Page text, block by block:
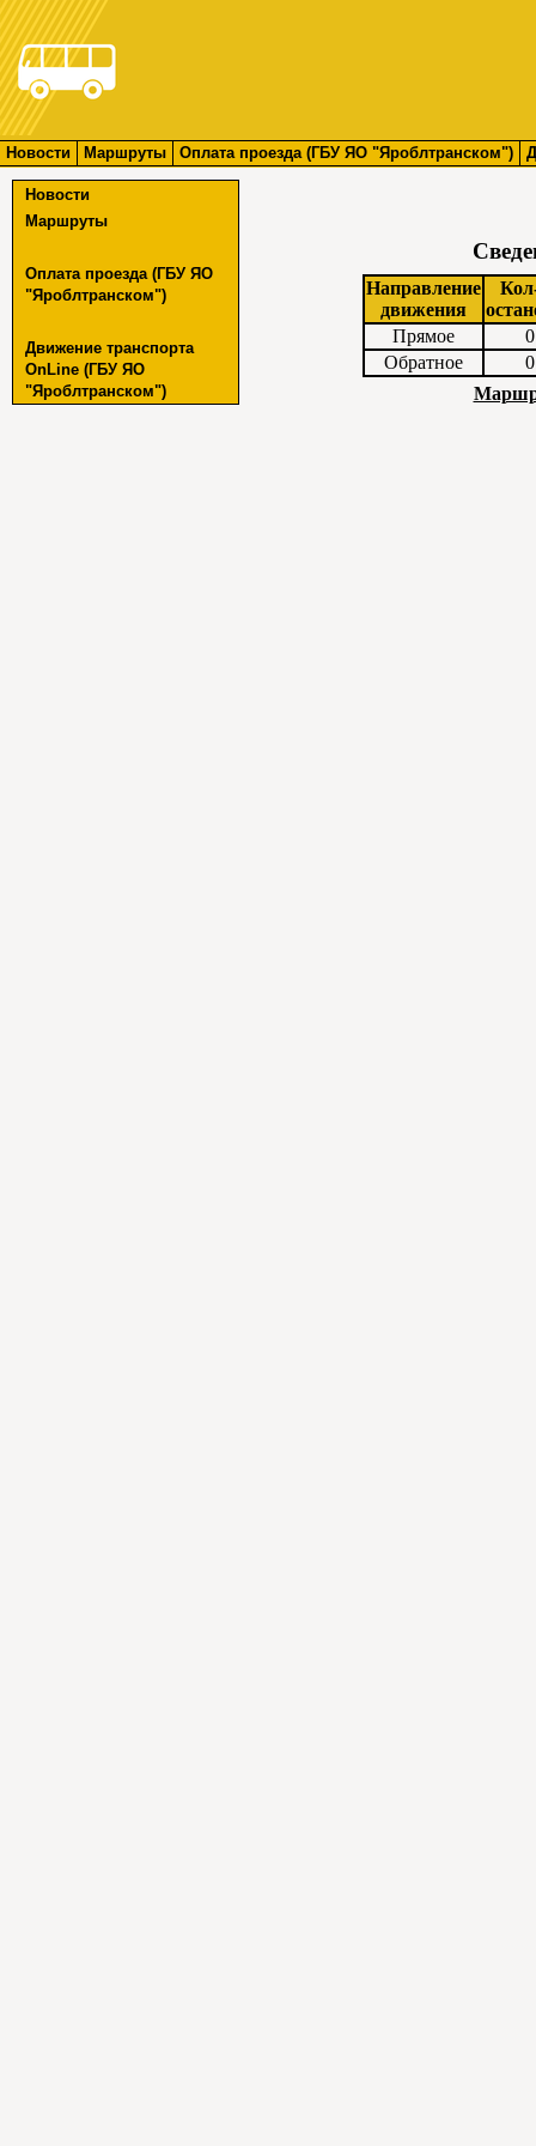
Новости Маршруты Оплата проезда (ГБУ ЯО "Яроблтранском")
Новости
Маршруты
Оплата проезда (ГБУ ЯО
"Яроблтранском")
Движение транспорта
OnLine (ГБУ ЯО
"Яроблтранском")
Направление
движения
Прямое
0
Обратное
0